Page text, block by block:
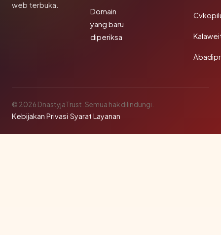
web terbuka.
Domain
yang baru
diperiksa
© 2026 DnastyjaTrust. Semua hak dilindungi.
Kebijakan Privasi·Syarat Layanan